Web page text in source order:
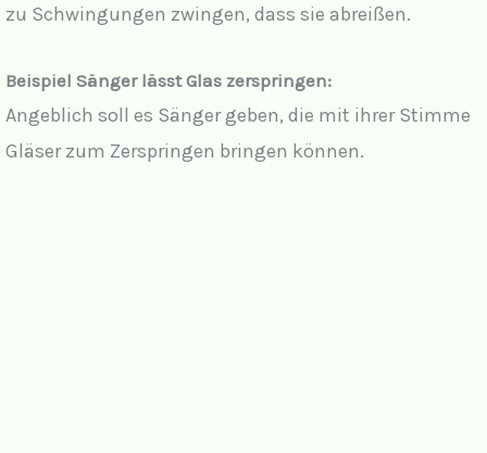
zu Schwingungen zwingen, dass sie abreißen.
Beispiel Sänger lässt Glas zerspringen:
Angeblich soll es Sänger geben, die mit ihrer Stimme
Gläser zum Zerspringen bringen können.